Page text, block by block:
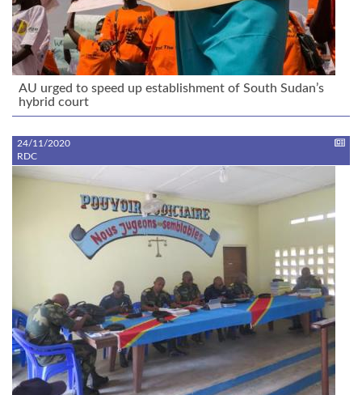
AU urged to speed up establishment of South Sudan’s
hybrid court
24/11/2020
RDC